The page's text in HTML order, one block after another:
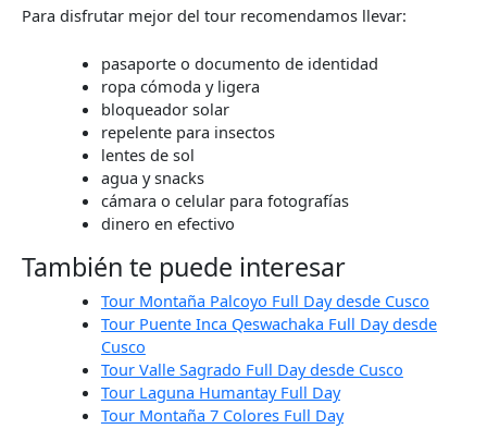
Para disfrutar mejor del tour recomendamos llevar:
pasaporte o documento de identidad
ropa cómoda y ligera
bloqueador solar
repelente para insectos
lentes de sol
agua y snacks
cámara o celular para fotografías
dinero en efectivo
También te puede interesar
Tour Montaña Palcoyo Full Day desde Cusco
Tour Puente Inca Qeswachaka Full Day desde
Cusco
Tour Valle Sagrado Full Day desde Cusco
Tour Laguna Humantay Full Day
Tour Montaña 7 Colores Full Day